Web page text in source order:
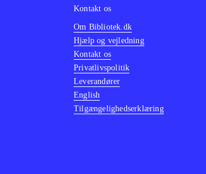
Kontakt os
Om Bibliotek.dk
Hjælp og vejledning
Kontakt os
Privatlivspolitik
Leverandører
English
Tilgængelighedserklæring